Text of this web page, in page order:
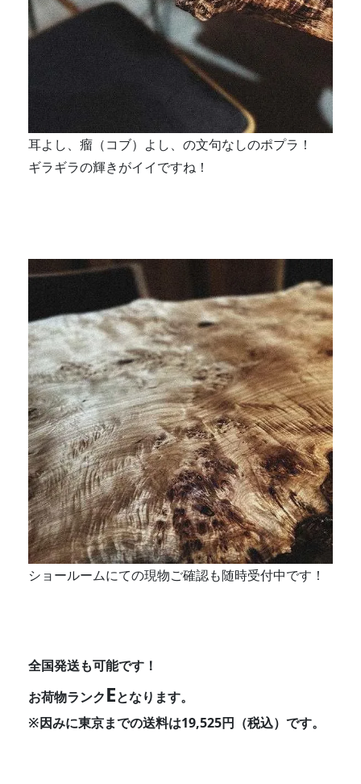
耳よし、瘤（コブ）よし、の文句なしのポプラ！
ギラギラの輝きがイイですね！
ショールームにての現物ご確認も随時受付中です！
全国発送も可能です！
お荷物ランクEとなります。
※因みに東京までの送料は19,525円（税込）です。